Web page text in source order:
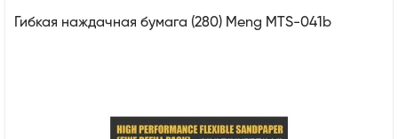
Гибкая наждачная бумага (280) Meng MTS-041b